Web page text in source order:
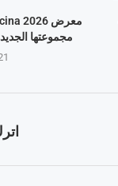
مجموعتها